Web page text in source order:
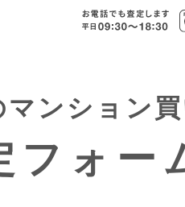
マンション買
フォー